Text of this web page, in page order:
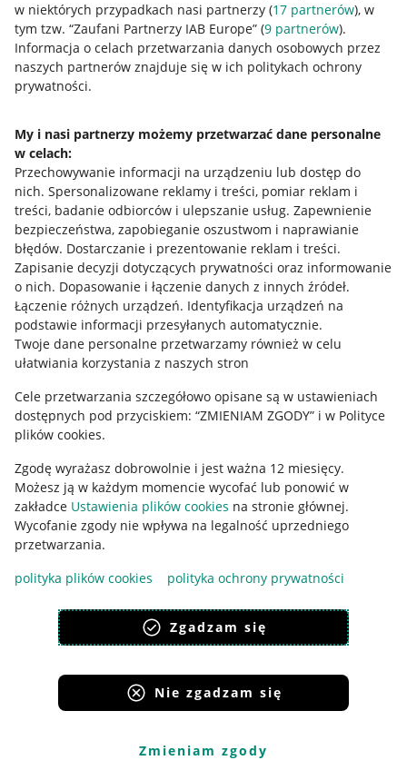
w niektórych przypadkach nasi partnerzy (17 partnerów), w
tym tzw. “Zaufani Partnerzy IAB Europe” (9 partnerów).
Informacja o celach przetwarzania danych osobowych przez
naszych partnerów znajduje się w ich politykach ochrony
prywatności.
My i nasi partnerzy możemy przetwarzać dane personalne
w celach:
Przechowywanie informacji na urządzeniu lub dostęp do
nich. Spersonalizowane reklamy i treści, pomiar reklam i
treści, badanie odbiorców i ulepszanie usług. Zapewnienie
bezpieczeństwa, zapobieganie oszustwom i naprawianie
błędów. Dostarczanie i prezentowanie reklam i treści.
Zapisanie decyzji dotyczących prywatności oraz informowanie
o nich. Dopasowanie i łączenie danych z innych źródeł.
Łączenie różnych urządzeń. Identyfikacja urządzeń na
podstawie informacji przesyłanych automatycznie.
Twoje dane personalne przetwarzamy również w celu
ułatwiania korzystania z naszych stron
Cele przetwarzania szczegółowo opisane są w ustawieniach
dostępnych pod przyciskiem: “ZMIENIAM ZGODY” i w Polityce
plików cookies.
Zgodę wyrażasz dobrowolnie i jest ważna 12 miesięcy.
Możesz ją w każdym momencie wycofać lub ponowić w
zakładce Ustawienia plików cookies na stronie głównej.
Wycofanie zgody nie wpływa na legalność uprzedniego
przetwarzania.
polityka plików cookies
polityka ochrony prywatności
Zgadzam się
Nie zgadzam się
Zmieniam zgody
Przydatne informacje
Jak to działa
Allegro Gadane dla sprzedających
Allegro Gadane dla kupujących
Mapa miejscowości
Informacje prawne
Regulamin
Polityka plików "cookies"
Ustawienia plików "cookies"
Udostępnianie lokalizacji
Informacje dla Aktu o Usługach Cyfrowych
Pobierz aplikację
Korzystanie z serwisu oznacza akceptacjęregulaminu